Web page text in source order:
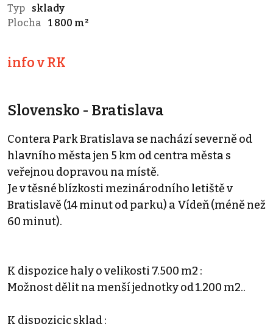
Typ
sklady
Plocha
1 800 m²
info v RK
Slovensko - Bratislava
Contera Park Bratislava se nachází severně od
hlavního města jen 5 km od centra města s
veřejnou dopravou na místě.
Je v těsné blízkosti mezinárodního letiště v
Bratislavě (14 minut od parku) a Vídeň (méně než
60 minut).
K dispozice haly o velikosti 7.500 m2 :
Možnost dělit na menší jednotky od 1.200 m2..
K dispozicic sklad :